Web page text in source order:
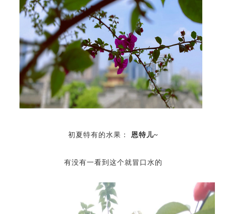
初夏特有的水果 ： 恩特儿~
有没有一看到这个就冒口水的